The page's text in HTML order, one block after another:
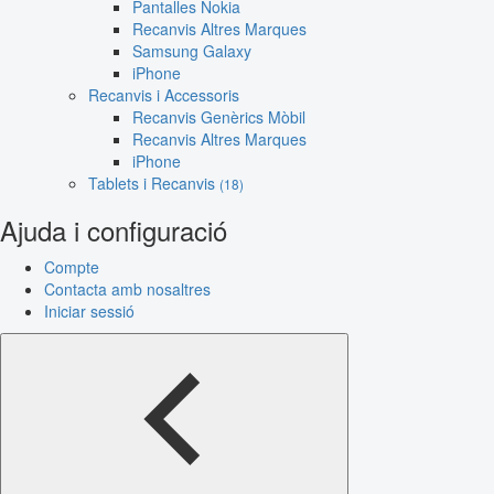
Pantalles Nokia
Recanvis Altres Marques
Samsung Galaxy
iPhone
Recanvis i Accessoris
Recanvis Genèrics Mòbil
Recanvis Altres Marques
iPhone
Tablets i Recanvis (18)
Ajuda i configuració
Compte
Contacta amb nosaltres
Iniciar sessió